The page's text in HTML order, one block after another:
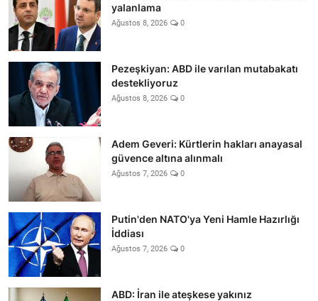
yalanlama
Ağustos 8, 2026 0
Pezeşkiyan: ABD ile varılan mutabakatı
destekliyoruz
Ağustos 8, 2026 0
Adem Geveri: Kürtlerin hakları anayasal
güvence altına alınmalı
Ağustos 7, 2026 0
Putin'den NATO'ya Yeni Hamle Hazırlığı
İddiası
Ağustos 7, 2026 0
ABD: İran ile ateşkese yakınız